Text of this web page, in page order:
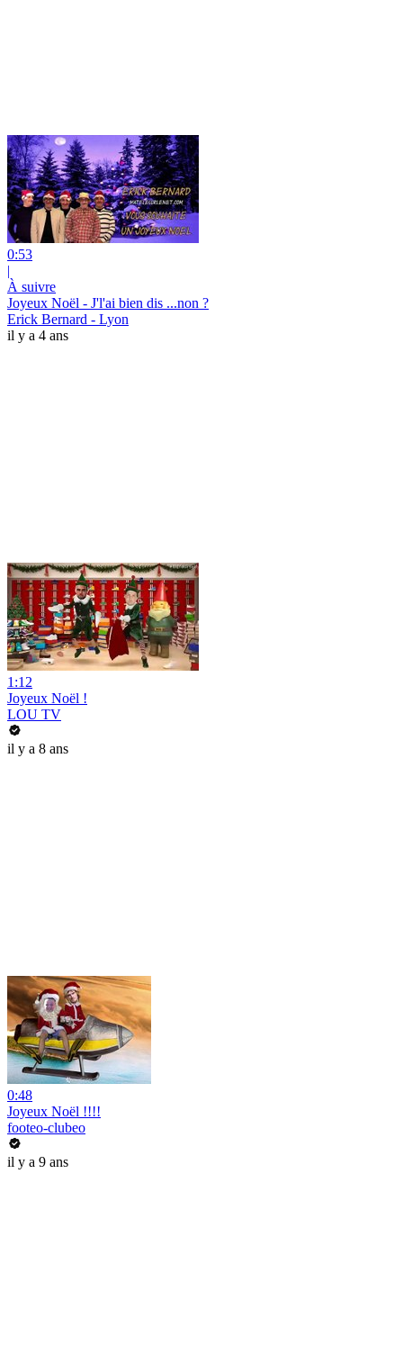
0:53
|
À suivre
Joyeux Noël - J'l'ai bien dis ...non ?
Erick Bernard - Lyon
il y a 4 ans
1:12
Joyeux Noël !
LOU TV
il y a 8 ans
0:48
Joyeux Noël !!!!
footeo-clubeo
il y a 9 ans